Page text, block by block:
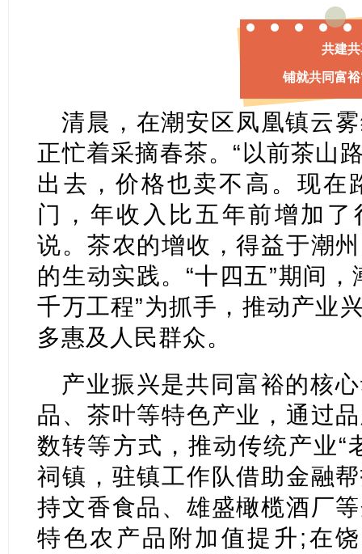
共建
铺就共同富
清晨，在潮安区凤凰镇云
正忙着采摘春茶。“以前茶山
出去，价格也卖不高。现在
门，年收入比五年前增加
说。茶农的增收，得益于潮
的生动实践。“十四五”期间
千万工程”为抓手，推动产业
多惠及人民群众。
产业振兴是共同富裕的核
品、茶叶等特色产业，通过
数转等方式，推动传统产业“
祠镇，驻镇工作队借助金融
持文香食品、雄盛橄榄酒厂
特色农产品附加值提升;在